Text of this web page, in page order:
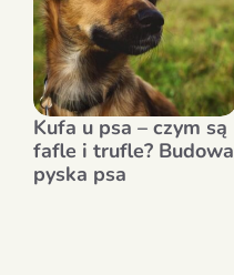
Kufa u psa – czym są
fafle i trufle? Budowa
pyska psa